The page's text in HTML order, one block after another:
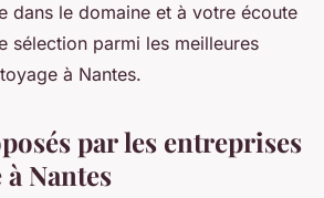
dans le domaine et à votre écoute
sélection parmi les meilleures
à Nantes.
par les entreprises
Nantes